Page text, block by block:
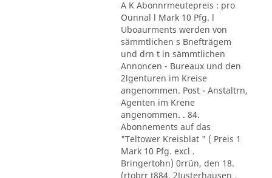
A K Abonnrmeutepreis : pro
Ounnal l Mark 10 Pfg. l
Uboaurments werden von
sämmtlichen s Bnefträgem
und drn t in sämmtlichen
Annoncen - Bureaux und den
2lgenturen im Kreise
angenommen. Post - Anstaltrn,
Agenten im Krene
angenommen. . 84.
Abonnements auf das
"Teltower Kreisblat " ( Preis 1
Mark 10 Pfg. excl .
Bringertohn) 0rrün, den 18.
(rtobrr t884. 2Justerhausen ,